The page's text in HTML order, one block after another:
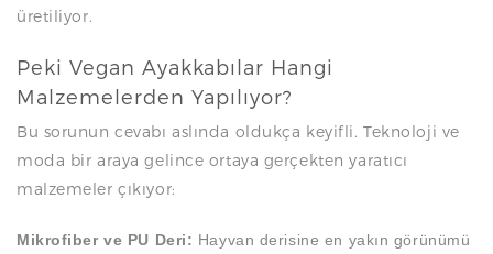
üretiliyor.
Peki Vegan Ayakkabılar Hangi
Malzemelerden Yapılıyor?
Bu sorunun cevabı aslında oldukça keyifli. Teknoloji ve
moda bir araya gelince ortaya gerçekten yaratıcı
malzemeler çıkıyor:
Mikrofiber ve PU Deri: Hayvan derisine en yakın görünümü